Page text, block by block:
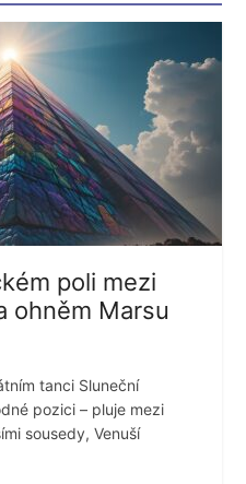
poli mezi
ohněm Marsu
tanci Sluneční
pozici – pluje mezi
sousedy, Venuší